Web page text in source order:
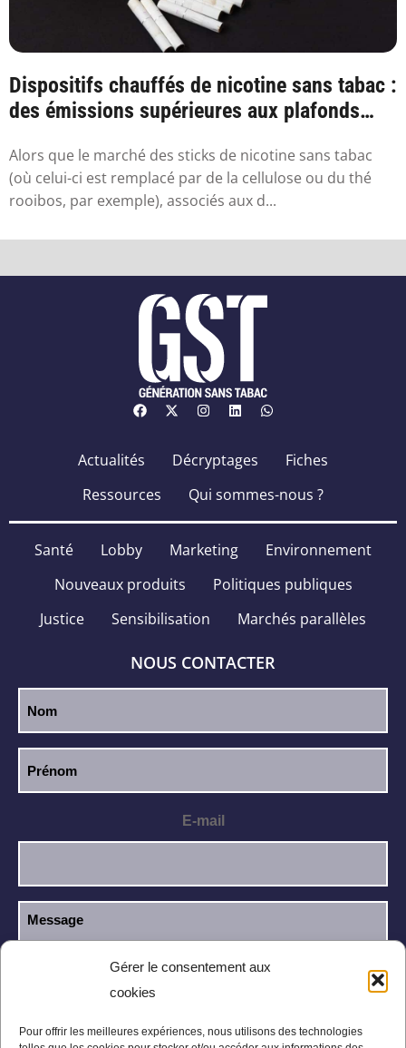
Gérer le consentement aux
cookies
Pour offrir les meilleures expériences, nous utilisons des technologies
Dispositifs chauffés de nicotine sans tabac :
des émissions supérieures aux plafonds
Alors que le marché des sticks de nicotine sans tabac
(où celui-ci est remplacé par de la cellulose ou du thé
rooibos, par exemple), associés aux d...
Actualités Décryptages
Fiches
Ressources
Qui sommes-nous ?
Santé Lobby Marketing
Environnement
Nouveaux produits
Politiques publiques
Justice
Sensibilisation Marchés parallèles
NOUS CONTACTER
E-mail
J’ai lu et j’accepte la
confidentialité.